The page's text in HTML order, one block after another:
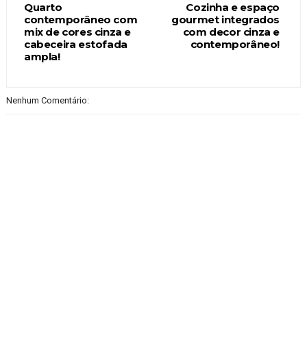
Cozinha e espaço
gourmet integrados
com decor cinza e
contemporâneo!
Quarto
contemporâneo com
mix de cores cinza e
cabeceira estofada
ampla!
Nenhum Comentário: